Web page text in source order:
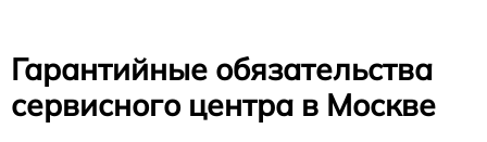
Гарантийные обязательства
сервисного центра в Москве